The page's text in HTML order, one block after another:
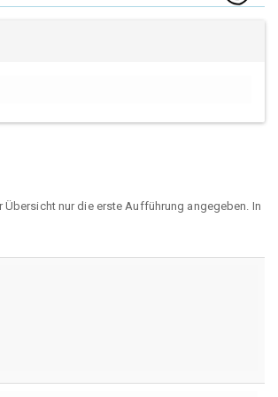
nur die erste Aufführung angegeben. In